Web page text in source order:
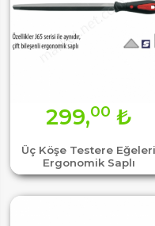
Üç Köşe Testere Eğeleri
Ergonomik Saplı
299,00 ₺